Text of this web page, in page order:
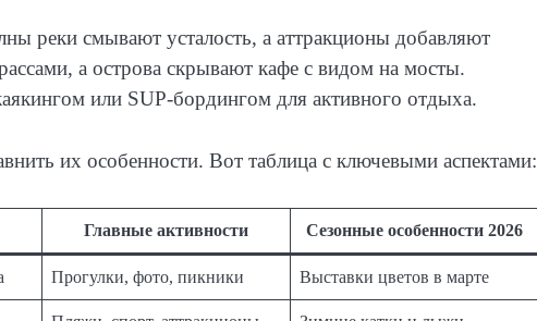
реки смывают усталость, а аттракционы добавляют
а острова скрывают кафе с видом на мосты.
или SUP-бордингом для активного отдыха.
их особенности. Вот таблица с ключевыми аспектами:
Главные активности Сезонные особенности 2026
Прогулки, фото, пикники Выставки цветов в марте